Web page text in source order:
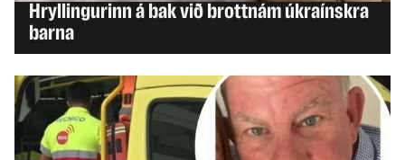
Hryllingurinn á bak við brottnám úkraínskra
barna